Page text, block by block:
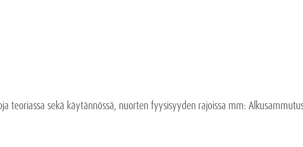
teoriassa sekä käytännössä, nuorten fyysisyyden rajoissa mm: